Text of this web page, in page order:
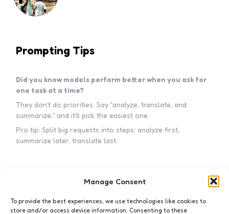
Manage Consent
To provide the best experiences, we use technologies like cookies to
store and/or access device information. Consenting to these
Prompting Tips
Did you know models perform better when you ask for
one task at a time?
They don’t do priorities. Say “analyze, translate, and
summarize,” and it’ll pick the easiest one.
Pro tip: Split big requests into steps: analyze first,
summarize later, translate last.
Subscribe to my newsletter!